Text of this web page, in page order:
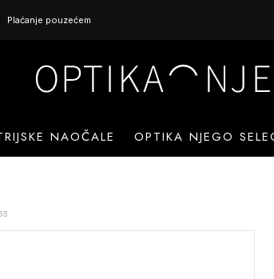
Plaćanje pouzećem
NAOČALE OPTIKA NJEGO